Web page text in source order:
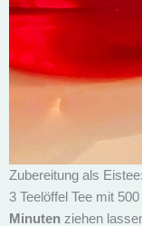
Zubereitung als Eistee:
3 Teelöffel Tee mit 500
Minuten ziehen